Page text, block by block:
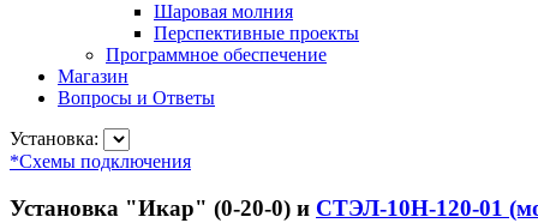
Шаровая молния
Перспективные проекты
Программное обеспечение
Магазин
Вопросы и Ответы
Установка:
*Схемы подключения
Установка "Икар" (0-20-0) и СТЭЛ-10Н-120-01